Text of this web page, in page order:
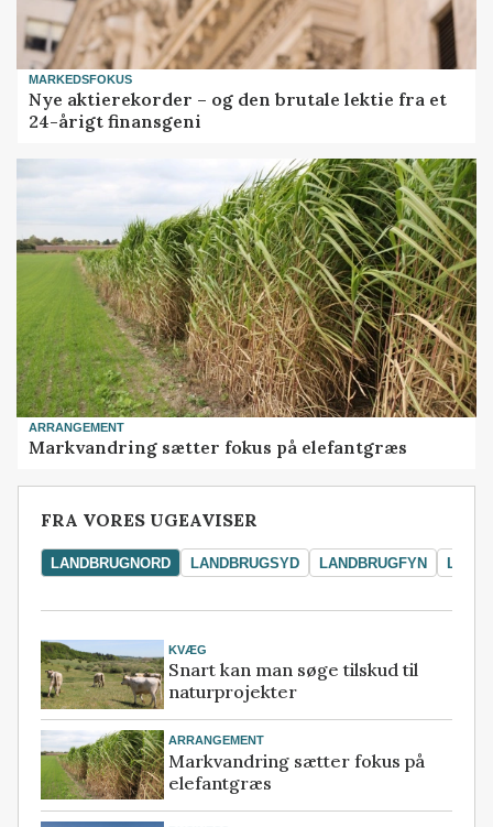
MARKEDSFOKUS
Nye aktierekorder – og den brutale lektie fra et
24-årigt finansgeni
ARRANGEMENT
Markvandring sætter fokus på elefantgræs
FRA VORES UGEAVISER
LANDBRUGNORD LANDBRUGSYD LANDBRUGFYN
KVÆG
Snart kan man søge tilskud til
naturprojekter
ARRANGEMENT
Markvandring sætter fokus på
elefantgræs